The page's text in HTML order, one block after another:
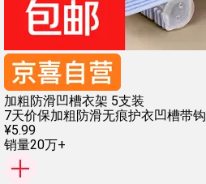
加粗防滑凹槽衣架 5支装
7天价保加粗防滑无痕护衣凹槽带钩
¥5.99
销量20万+